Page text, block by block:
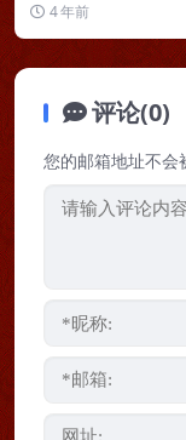
过。其次，恳请老师对
4 年前
评论(0)
您的邮箱地址不会